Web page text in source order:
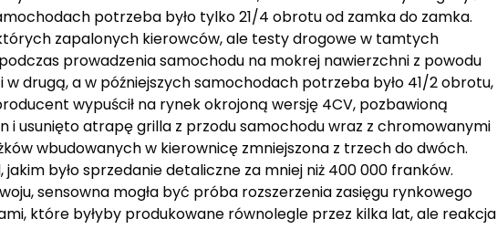
potrzeba było tylko 21/4 obrotu od zamka do zamka.
zapalonych kierowców, ale testy drogowe w tamtych
prowadzenia samochodu na mokrej nawierzchni z powodu
drugą, a w późniejszych samochodach potrzeba było 41/2 obrotu,
wypuścił na rynek okrojoną wersję 4CV, pozbawioną
i usunięto atrapę grilla z przodu samochodu wraz z chromowanymi
wbudowanych w kierownicę zmniejszona z trzech do dwóch.
było sprzedanie detaliczne za mniej niż 400 000 franków.
sensowna mogła być próba rozszerzenia zasięgu rynkowego
które byłyby produkowane równolegle przez kilka lat, ale reakcja